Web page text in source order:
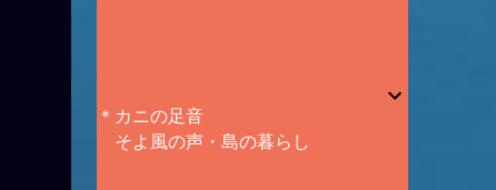
＊カニの足音
そよ風の声・島の暮らし